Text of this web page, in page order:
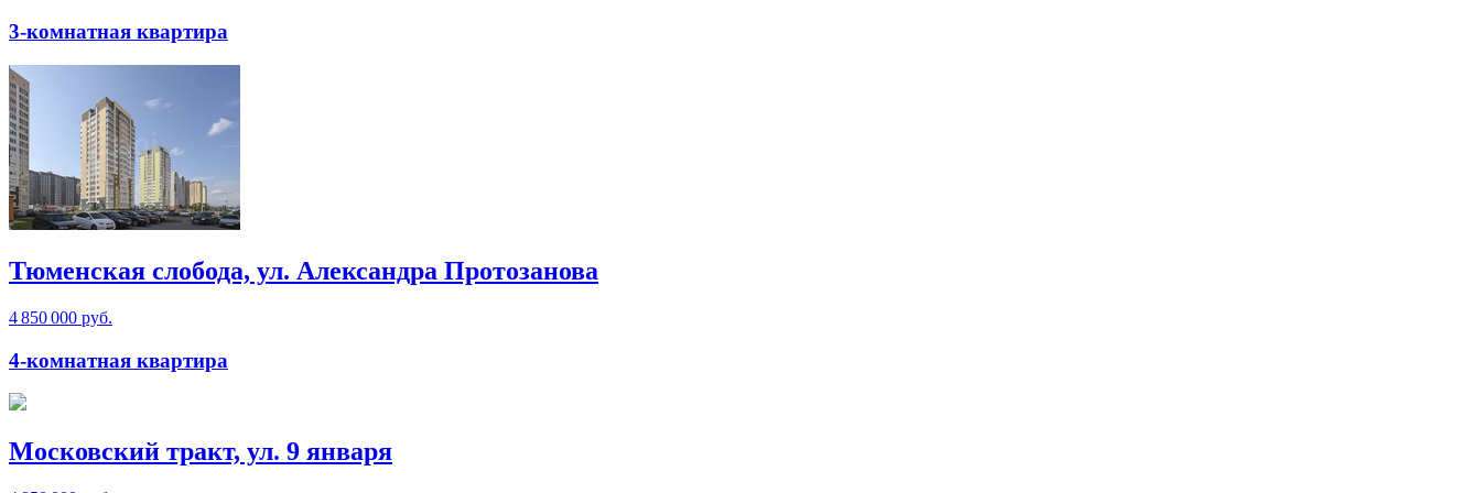
3-комнатная квартира
Тюменская слобода, ул. Александра Протозанова
4 850 000 руб.
4-комнатная квартира
Московский тракт, ул. 9 января